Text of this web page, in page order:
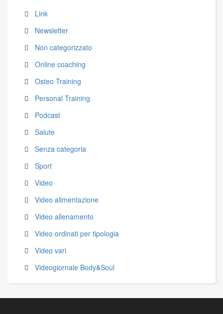
Link
Newsletter
Non categorizzato
Online coaching
Osteo Training
Personal Training
Podcast
Salute
Senza categoria
Sport
Video
Video alimentazione
Video allenamento
Video ordinati per tipologia
Video vari
Videogiornale Body&Soul